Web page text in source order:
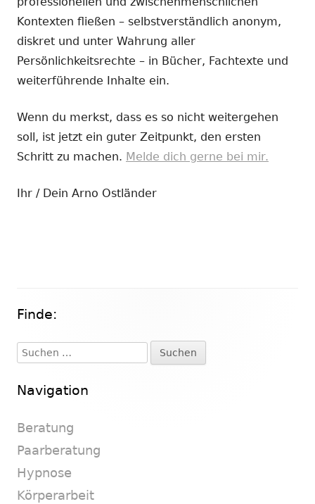
Fenster
öffnen
Kontexten fließen – selbstverständlich anonym,
diskret und unter Wahrung aller
Persönlichkeitsrechte – in Bücher, Fachtexte und
weiterführende Inhalte ein.
Wenn du merkst, dass es so nicht weitergehen
soll, ist jetzt ein guter Zeitpunkt, den ersten
Schritt zu machen. Melde dich gerne bei mir.
Ihr / Dein Arno Ostländer
Haupt-
Seitenleiste
Finde:
Suchen
nach:
Navigation
Beratung
Paarberatung
Hypnose
Körperarbeit